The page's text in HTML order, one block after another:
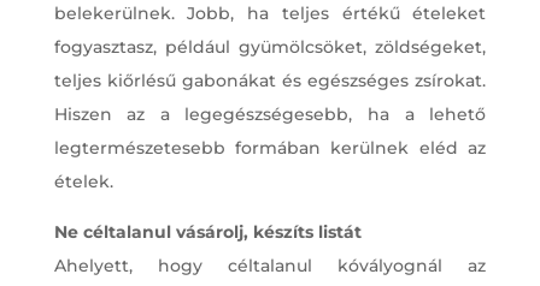
belekerülnek. Jobb, ha teljes értékű ételeket
fogyasztasz, például gyümölcsöket, zöldségeket,
teljes kiőrlésű gabonákat és egészséges zsírokat.
Hiszen az a legegészségesebb, ha a lehető
legtermészetesebb formában kerülnek eléd az
ételek.
Ne céltalanul vásárolj, készíts listát
Ahelyett, hogy céltalanul kóvályognál az